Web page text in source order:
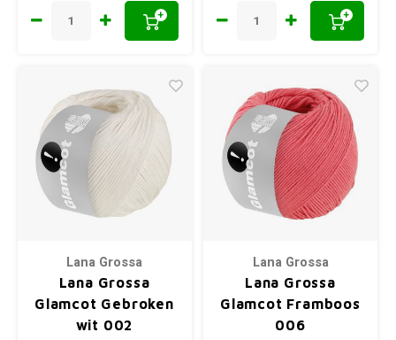
+ +
Lana Grossa
Lana Grossa
Glamcot Gebroken
wit 002
Lana Grossa
Lana Grossa
Glamcot Framboos
006